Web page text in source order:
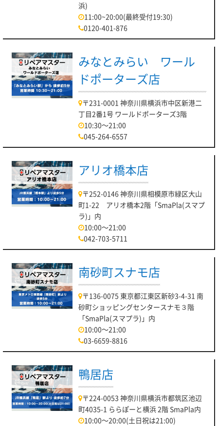
浜)
11:00~20:00(最終受付19:30)
0120-401-876
みなとみらい ワール
ドポーターズ店
〒231-0001 神奈川県横浜市中区新港二
丁目2番1号 ワールドポーターズ3階
10:30～21:00
045-264-6557
アリオ橋本店
〒252-0146 神奈川県相模原市緑区大山
町1-22 アリオ橋本2階「SmaPla(スマプ
ラ)」内
10:00～21:00
042-703-5711
南砂町スナモ店
〒136-0075 東京都江東区新砂3-4-31 南
砂町ショッピングセンタースナモ３階
「SmaPla(スマプラ)」内
10:00～21:00
03-6659-8816
鴨居店
〒224-0053 神奈川県横浜市都筑区池辺
町4035-1 ららぽーと横浜 2階 SmaPla内
10:00～20:00(土日祝は21:00)